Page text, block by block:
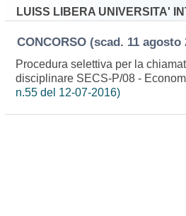
LUISS LIBERA UNIVERSITA'
CONCORSO (scad. 11 agosto
Procedura selettiva per la
disciplinare SECS-P/08 -
n.55 del 12-07-2016)